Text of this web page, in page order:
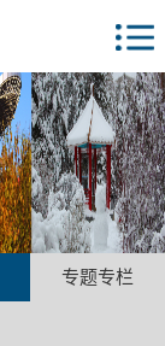
专题专栏